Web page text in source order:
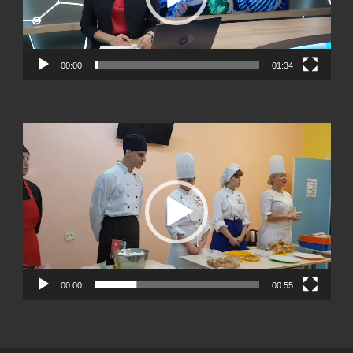
00:00 01:34
00:00 00:55